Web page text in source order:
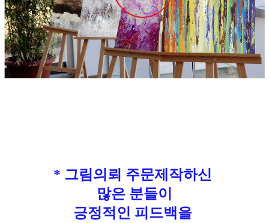
* 그림의뢰 주문제작하신
많은 분들이
긍정적인 피드백을